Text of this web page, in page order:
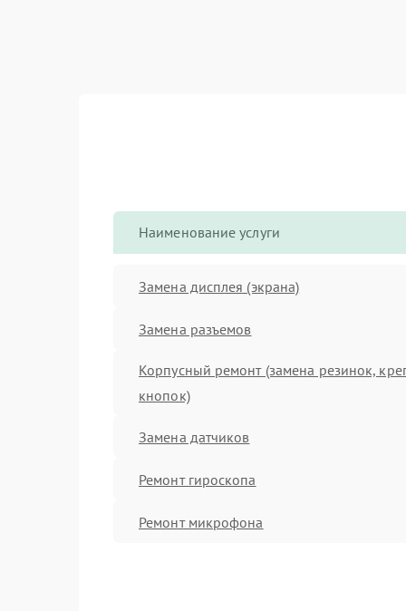
Наименование услуги
Замена дисплея (экрана)
Замена разъемов
Корпусный ремонт (замена резинок,
кнопок)
Замена датчиков
Ремонт гироскопа
Ремонт микрофона